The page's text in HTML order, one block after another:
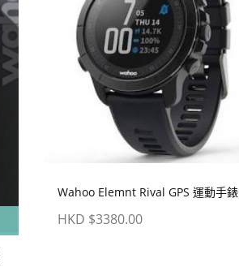
Wahoo Elemnt Rival GPS 運動手錶
HKD $3380.00